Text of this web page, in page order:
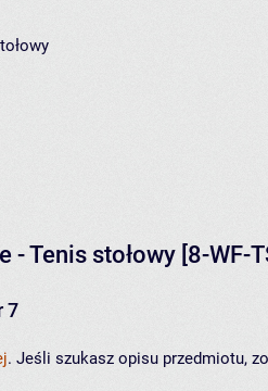
- Tenis stołowy [8-WF-
7
. Jeśli szukasz opisu przedmiotu,